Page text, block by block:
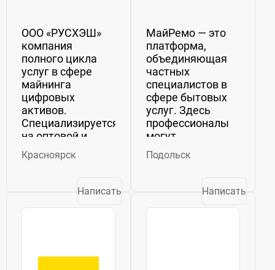
ООО «РУСХЭШ»
компания
полного цикла
услуг в сфере
майнинга
цифровых
активов.
Специализируется
на оптовой и
розничной
продаже,
дата-центрах и
обслуживании
Красноярск
Написать
МайРемо — это
платформа,
объединяющая
частных
специалистов в
сфере бытовых
услуг. Здесь
профессионалы
могут
зарегистрироваться,
создать свой
получать доход.
Подольск
Написать